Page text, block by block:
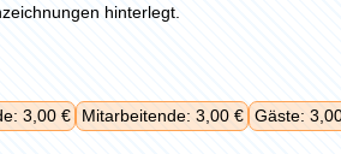
hinterlegt.
3,00 € Mitarbeitende: 3,00 € Gäste: